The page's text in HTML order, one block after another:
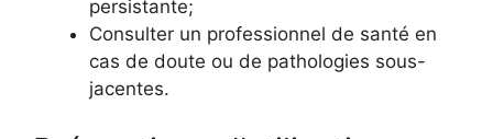
persistante;
Consulter un professionnel de santé en
cas de doute ou de pathologies sous-
jacentes.